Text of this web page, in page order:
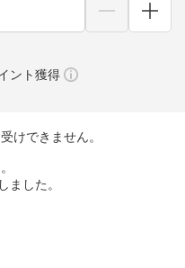
ント獲得
けできません。
ました。